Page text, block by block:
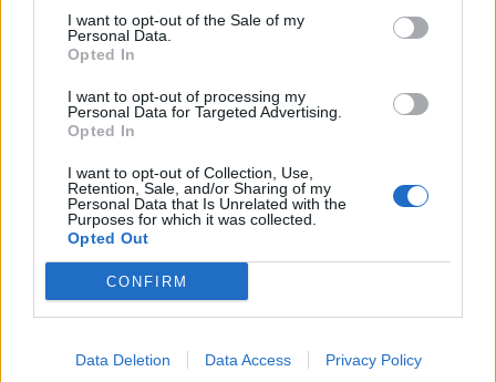
I want to opt-out of the Sale of my
Personal Data.
Opted In
I want to opt-out of processing my
Personal Data for Targeted Advertising.
Opted In
I want to opt-out of Collection, Use,
Retention, Sale, and/or Sharing of my
Personal Data that Is Unrelated with the
Purposes for which it was collected.
Opted Out
CONFIRM
Data Deletion Data Access Privacy Policy
POWER TO INSPIRE WELL BEING